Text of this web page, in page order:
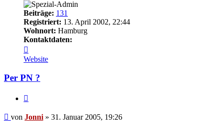
Beiträge: 131
Registriert: 13. April 2002, 22:44
Wohnort: Hamburg
Kontaktdaten:
von
Jonni
Website
Per PN ?
Beitrag
von Jonni » 31. Januar 2005, 19:26